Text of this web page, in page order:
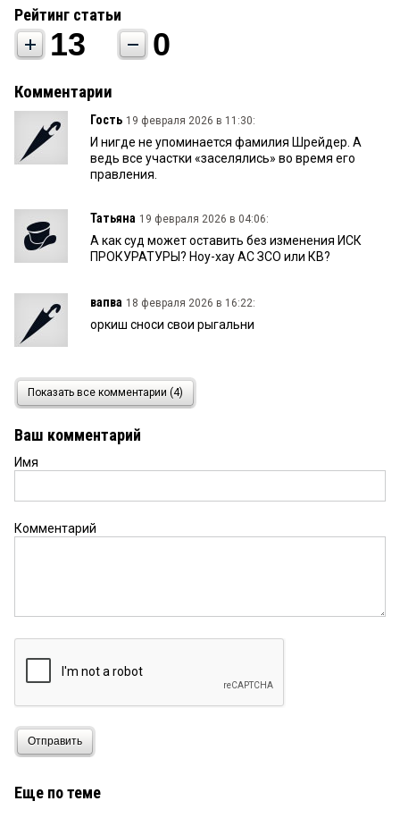
Рейтинг статьи
13 0
Комментарии
Гость 19 февраля 2026 в 11:30:
И нигде не упоминается фамилия Шрейдер. А
ведь все участки «заселялись» во время его
правления.
Татьяна 19 февраля 2026 в 04:06:
А как суд может оставить без изменения ИСК
ПРОКУРАТУРЫ? Ноу-хау АС ЗСО или КВ?
вапва 18 февраля 2026 в 16:22:
оркиш сноси свои рыгальни
18 февраля 2026 в 13:49:
А как же посадки?!
Показать все комментарии (4)
Ваш комментарий
Имя
Комментарий
Отправить
Еще по теме